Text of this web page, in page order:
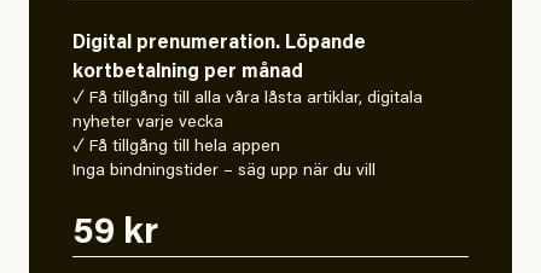
Digital prenumeration. Löpande
kortbetalning per månad
✓ Få tillgång till alla våra låsta artiklar, digitala
nyheter varje vecka
✓ Få tillgång till hela appen
Inga bindningstider – säg upp när du vill
59 kr